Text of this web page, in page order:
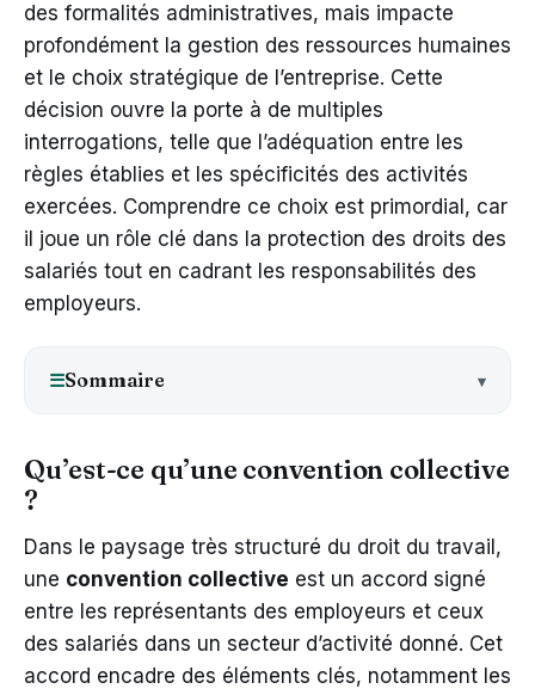
des formalités administratives, mais impacte
profondément la gestion des ressources humaines
et le choix stratégique de l’entreprise. Cette
décision ouvre la porte à de multiples
interrogations, telle que l’adéquation entre les
règles établies et les spécificités des activités
exercées. Comprendre ce choix est primordial, car
il joue un rôle clé dans la protection des droits des
salariés tout en cadrant les responsabilités des
employeurs.
☰Sommaire
Qu’est-ce qu’une convention collective
?
Dans le paysage très structuré du droit du travail,
une convention collective est un accord signé
entre les représentants des employeurs et ceux
des salariés dans un secteur d’activité donné. Cet
accord encadre des éléments clés, notamment les